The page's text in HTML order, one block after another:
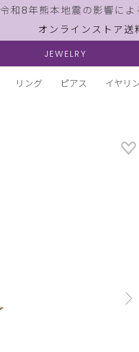
令和8年熊本地震の影響に
オンラインストア送
JEWELRY
リング ピアス イヤリ